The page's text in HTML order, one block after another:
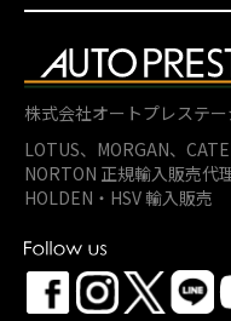
株式会社オートプレステー
LOTUS、MORGAN、
NORTON 正規輸入販売代
HOLDEN・HSV 輸入販売